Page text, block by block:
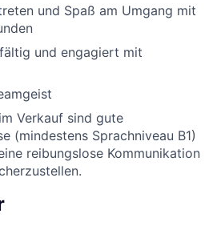
und Spaß am Umgang mit
und engagiert mit
Verkauf sind gute
(mindestens Sprachniveau B1)
reibungslose Kommunikation